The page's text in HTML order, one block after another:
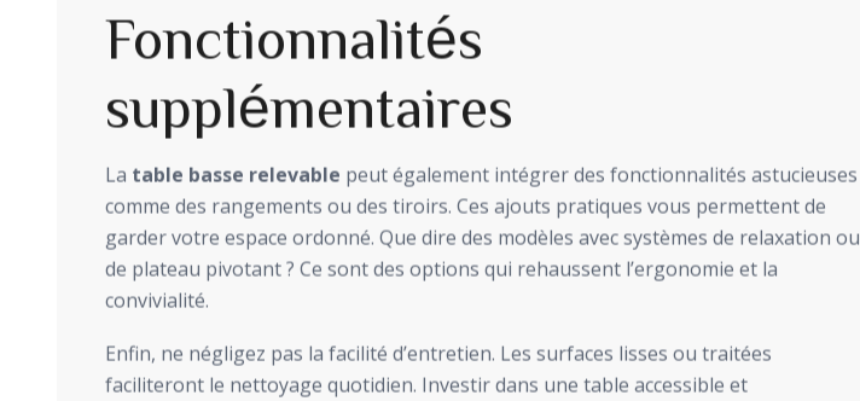
Fonctionnalités
supplémentaires
La table basse relevable peut également intégrer des fonctionnalités astucieuses
comme des rangements ou des tiroirs. Ces ajouts pratiques vous permettent de
garder votre espace ordonné. Que dire des modèles avec systèmes de relaxation ou
de plateau pivotant ? Ce sont des options qui rehaussent l’ergonomie et la
convivialité.
Enfin, ne négligez pas la facilité d’entretien. Les surfaces lisses ou traitées
faciliteront le nettoyage quotidien. Investir dans une table accessible et